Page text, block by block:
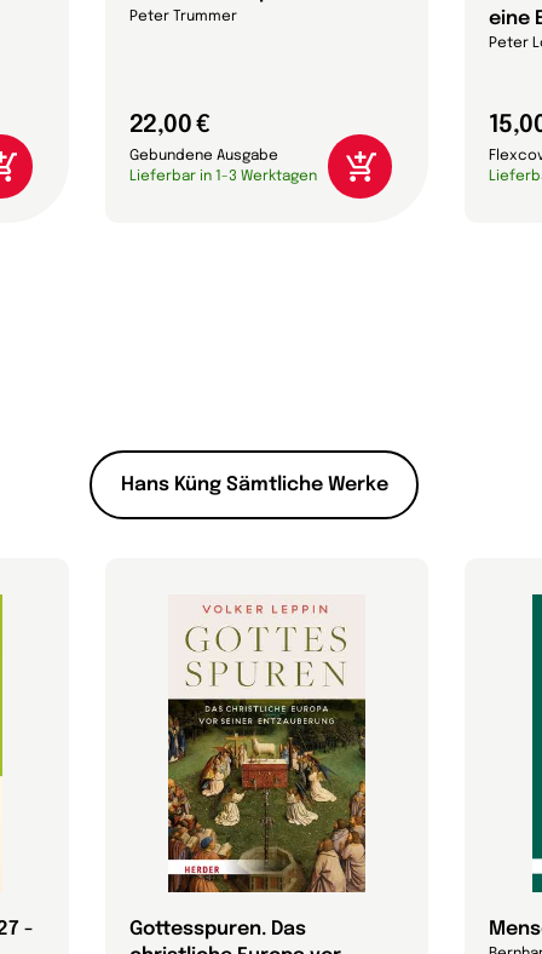
Peter Trummer
22,00 €
Gebundene Ausgabe
Lieferbar in 1-3 Werktagen
eine
Peter
Hans Küng Sämtliche Werke
-
Gottesspuren. Das